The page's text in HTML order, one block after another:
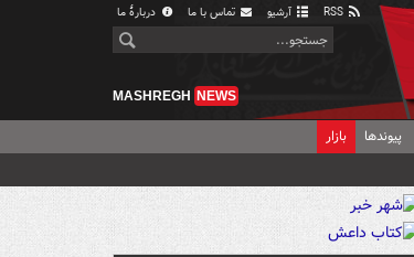
آرشیو تماس با ما دربارهٔ ما
MASHREGH NEWS
پیوندها بازار